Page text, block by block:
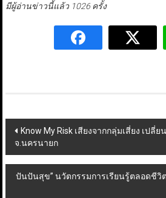
มีผู้อ่านข่าวนี้แล้ว 1026 ครั้ง
Post
navigation
Know My Risk เสียงจากกลุ่มเสี่ยง เปลี่
จ.นครนายก
ปันปันสุข” นวัตกรรมการเรียนรู้ตลอดชีวิ